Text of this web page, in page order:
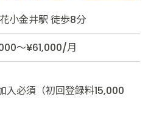
小金井駅 徒歩8分
～¥61,000/月
入必須（初回登録料15,000